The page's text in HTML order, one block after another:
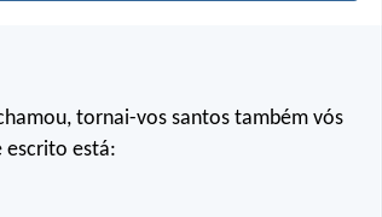
tornai-vos santos também vós
escrito está: